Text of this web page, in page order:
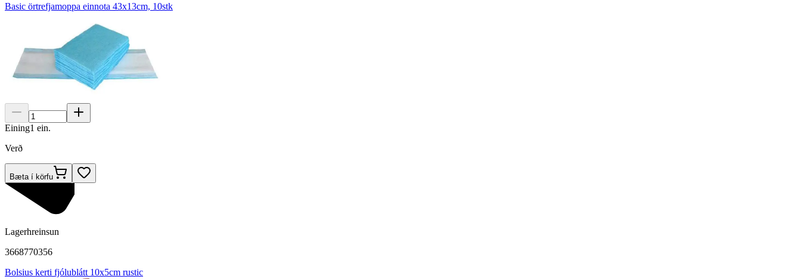
Basic örtrefjamoppa einnota 43x13cm, 10stk
Eining1 ein.
Verð
Bæta í körfu
Lagerhreinsun
3668770356
Bolsius kerti fjólublátt 10x5cm rustic